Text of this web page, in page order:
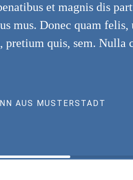
et magnis dis
mus. Donec quam felis,
pretium quis, sem. Nulla
AUS MUSTERSTADT